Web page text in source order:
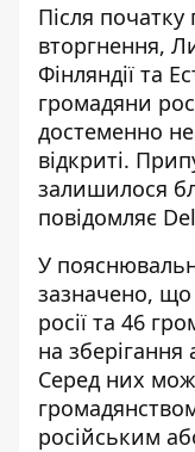
Після
вторгнення,
Фінляндії та
громадяни
достеменно
відкриті.
залишилося
повідомляє
У
зазначено, що
росії та 46
на зберігання
Серед них
російським